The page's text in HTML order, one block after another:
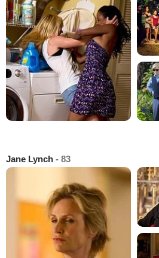
Jane Lynch - 83